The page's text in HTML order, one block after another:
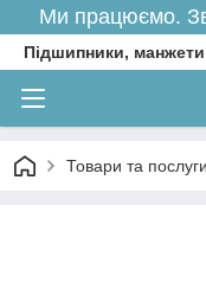
Ми працюємо.
Підшипники,
Товари та послуги